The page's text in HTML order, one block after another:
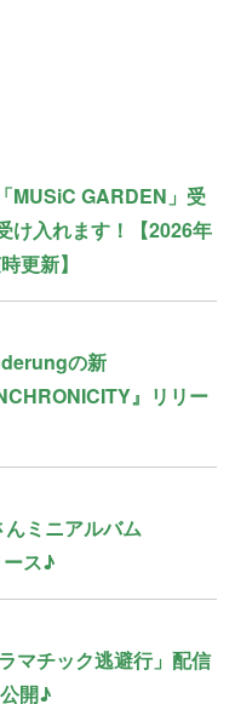
MUSiC GARDEN」受
け入れます！【2026年
更新】
の新
』リリー
ミニアルバム
ース♪
マチック逃避行」配信
開♪